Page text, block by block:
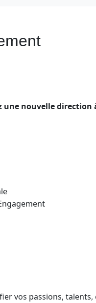
une nouvelle direction
vos passions, talents,